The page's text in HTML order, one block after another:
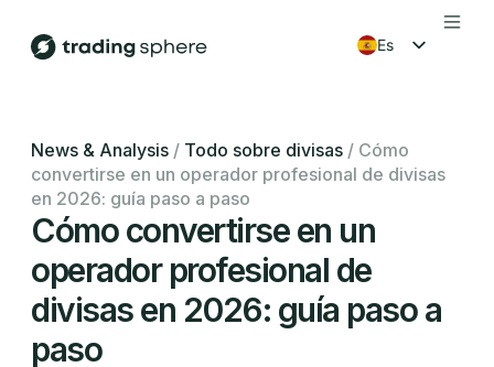
es
fr
News & Analysis / Todo sobre divisas / Cómo
convertirse en un operador profesional de divisas
en 2026: guía paso a paso
Cómo convertirse en un
operador profesional de
divisas en 2026: guía paso a
paso